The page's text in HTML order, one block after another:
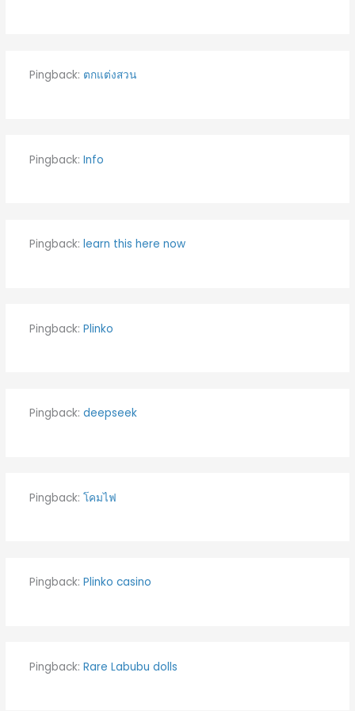
Pingback: ตกแต่งสวน
Pingback: Info
Pingback: learn this here now
Pingback: Plinko
Pingback: deepseek
Pingback: โคมไฟ
Pingback: Plinko casino
Pingback: Rare Labubu dolls